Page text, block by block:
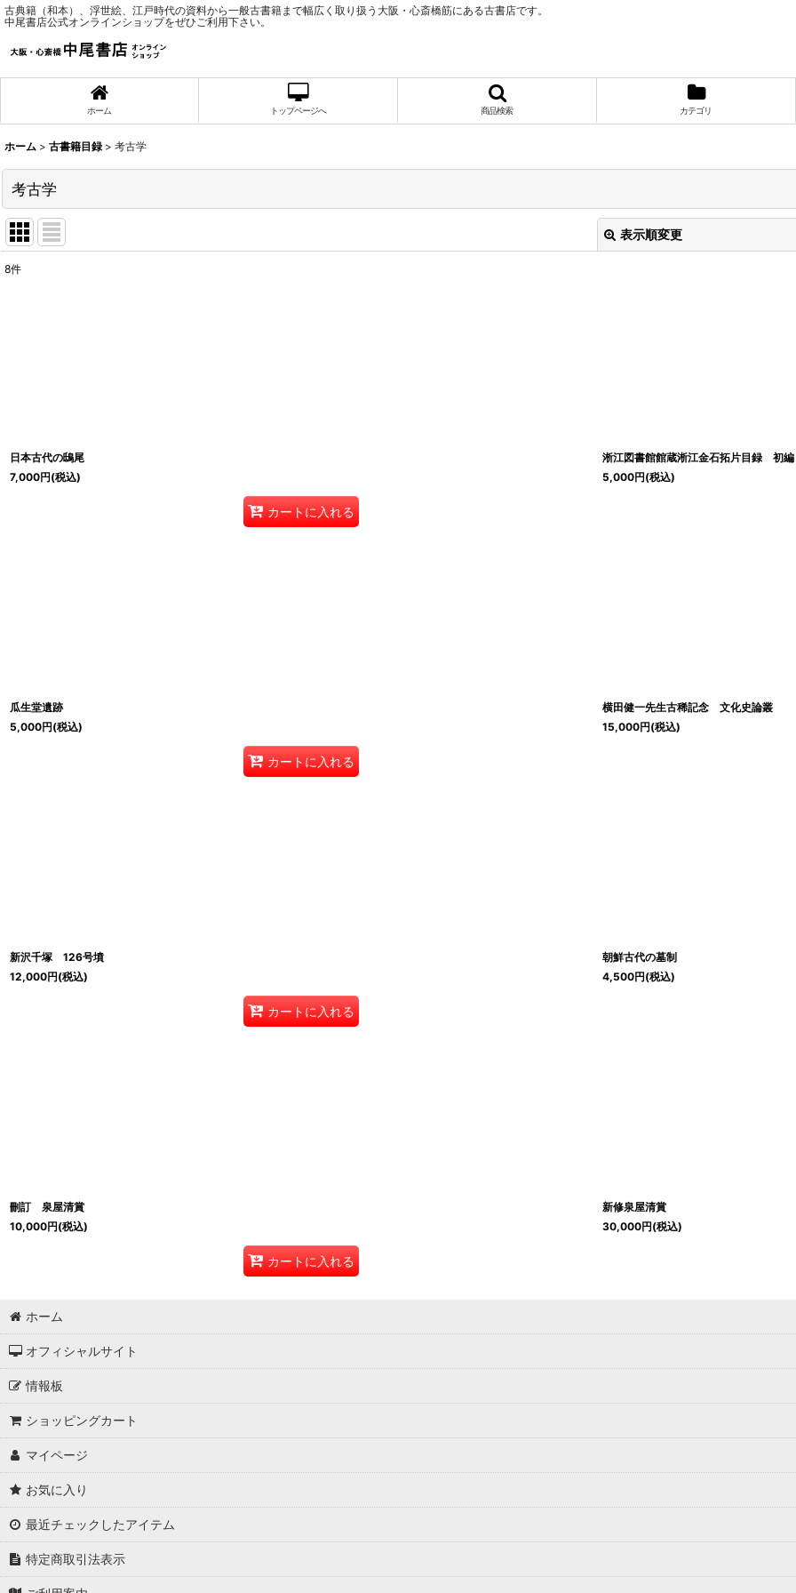
古典籍（和本）、浮世絵、江戸時代の資料から一般古書籍まで幅広く取り扱う大阪・心斎橋筋にある古書店です。
中尾書店公式オンラインショップをぜひご利用下さい。
ホーム トップページへ 商品検索 カテゴリ
ホーム > 古書籍目録 > 考古学
考古学
表示順変更
8件
日本古代の鴟尾
7,000円(税込)
カートに入れる
淅江図書館館蔵淅江金石拓片目録 初編
5,000円(税込)
瓜生堂遺跡
5,000円(税込)
カートに入れる
横田健一先生古稀記念 文化史論叢
15,000円(税込)
新沢千塚 126号墳
12,000円(税込)
カートに入れる
朝鮮古代の墓制
4,500円(税込)
刪訂 泉屋清賞
10,000円(税込)
カートに入れる
新修泉屋清賞
30,000円(税込)
ホーム
オフィシャルサイト
情報板
ショッピングカート
マイページ
お気に入り
最近チェックしたアイテム
特定商取引法表示